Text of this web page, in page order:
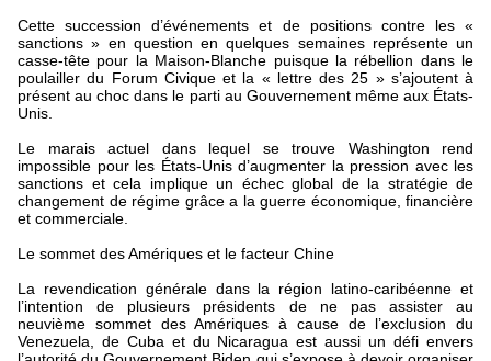
Cette succession d’événements et de positions contre les «
sanctions » en question en quelques semaines représente un
casse-tête pour la Maison-Blanche puisque la rébellion dans le
poulailler du Forum Civique et la « lettre des 25 » s’ajoutent à
présent au choc dans le parti au Gouvernement même aux États-
Unis.
Le marais actuel dans lequel se trouve Washington rend
impossible pour les États-Unis d’augmenter la pression avec les
sanctions et cela implique un échec global de la stratégie de
changement de régime grâce a la guerre économique, financière
et commerciale.
Le sommet des Amériques et le facteur Chine
La revendication générale dans la région latino-caribéenne et
l’intention de plusieurs présidents de ne pas assister au
neuvième sommet des Amériques à cause de l’exclusion du
Venezuela, de Cuba et du Nicaragua est aussi un défi envers